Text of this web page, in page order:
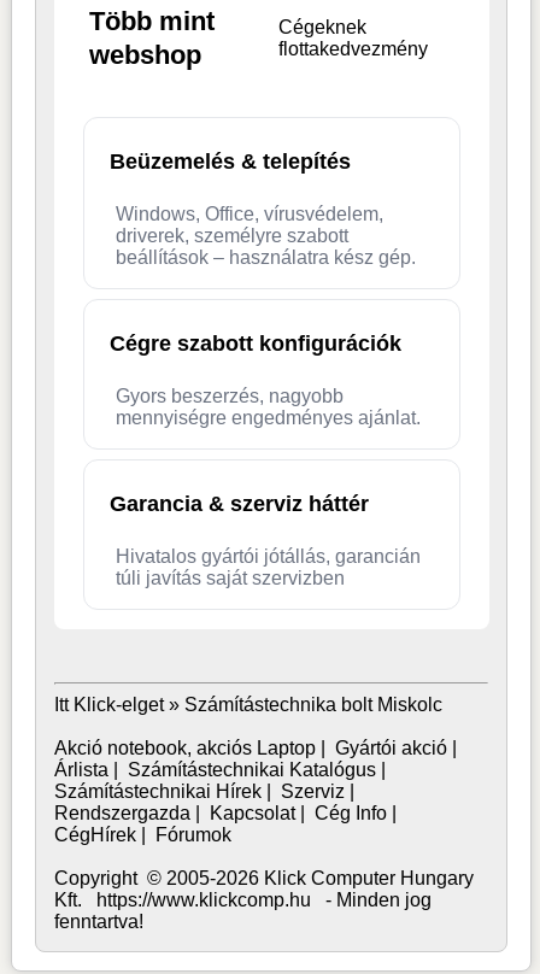
Több mint
webshop
Cégeknek
flottakedvezmény
Beüzemelés & telepítés
Windows, Office, vírusvédelem,
driverek, személyre szabott
beállítások – használatra kész gép.
Cégre szabott konfigurációk
Gyors beszerzés, nagyobb
mennyiségre engedményes ajánlat.
Garancia & szerviz háttér
Hivatalos gyártói jótállás, garancián
túli javítás saját szervizben
Itt Klick-elget » Számítástechnika bolt Miskolc
Akció notebook, akciós Laptop |Gyártói akció
Árlista
Számítástechnikai Katalógus
Számítástechnikai Hírek
Szerviz
Rendszergazda
Kapcsolat|Cég Info
CégHírek
Fórumok
Copyright © 2005-2026 Klick Computer Hungary
Kft. https://www.klickcomp.hu - Minden jog
fenntartva!